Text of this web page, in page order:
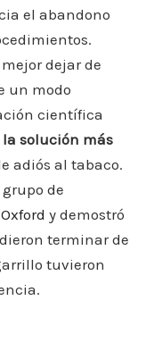
el abandono
dejar de
un modo
científica
solución más
adiós al tabaco.
de
y demostró
terminar de
tuvieron